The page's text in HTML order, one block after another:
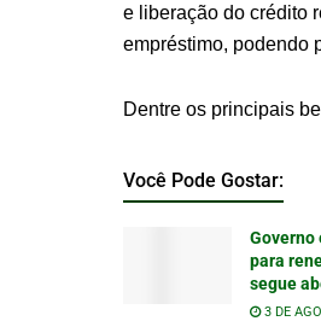
e liberação do crédito
empréstimo, podendo
Dentre os principais
Você Pode Gostar:
Governo
para
segue
3 DE